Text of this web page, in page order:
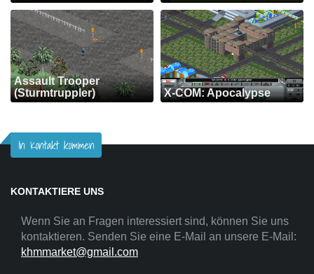
Assault Trooper
(Sturmtruppler)
X-COM: Apocalypse
In Kontakt kommen
KONTAKTIERE UNS
Wenn Sie an Fragen interessiert sind, können Sie uns
kontaktieren. Senden Sie eine E-Mail an unsere E-Mail:
khmmarket@gmail.com